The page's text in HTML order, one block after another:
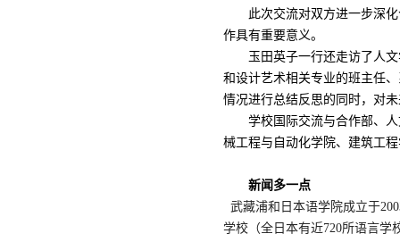
此次交流对双方进一步深
作具有重要意义。
玉田英子一行还走访了人
和设计艺术相关专业的班主任
情况进行总结反思的同时，对
学校国际交流与合作部、
械工程与自动化学院、建筑工
新闻多一点
武藏浦和日本语学院成立于
学校（全日本有近720所语言学